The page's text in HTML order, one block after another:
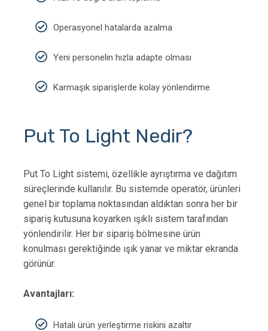
Operasyonel hatalarda azalma
Yeni personelin hızla adapte olması
Karmaşık siparişlerde kolay yönlendirme
Put To Light Nedir?
Put To Light sistemi, özellikle ayrıştırma ve dağıtım
süreçlerinde kullanılır. Bu sistemde operatör, ürünleri
genel bir toplama noktasından aldıktan sonra her bir
sipariş kutusuna koyarken ışıklı sistem tarafından
yönlendirilir. Her bir sipariş bölmesine ürün
konulması gerektiğinde ışık yanar ve miktar ekranda
görünür.
Avantajları:
Hatalı ürün yerleştirme riskini azaltır